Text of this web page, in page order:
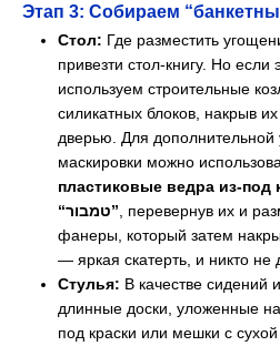
Этап 3: Собираем
Стол: Где разместить
привезти стол-книгу. Но если
используем строительные
силикатных блоков, накрыв
дверью. Для дополнительной
маскировки можно
“טמבור” , перевернув их и
фанеры, который затем
— яркая скатерть, и никто не
Стулья: В качестве сидений
длинные доски, уложенные
под краски или мешки с